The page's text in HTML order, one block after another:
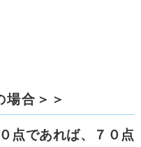
場合＞＞
点であれば、
７０点